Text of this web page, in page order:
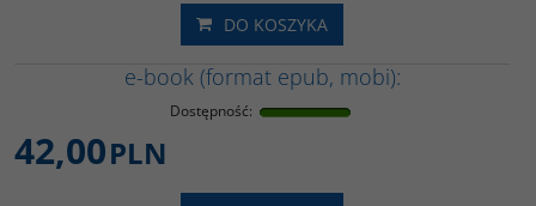
DO KOSZYKA
e-book (format epub, mobi):
Dostępność:
42,00PLN